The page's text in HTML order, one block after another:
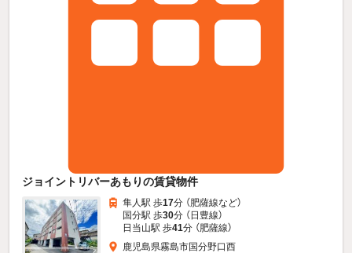
ジョイントリバーあもりの賃貸物件
隼人駅 歩17分 （肥薩線など）
国分駅 歩30分 （日豊線）
日当山駅 歩41分 （肥薩線）
鹿児島県霧島市国分野口西